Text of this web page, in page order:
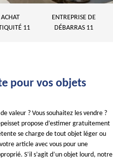
ACHAT
11
ENTREPRISE DE
DÉBARRAS 11
pour vos objets
valeur ? Vous souhaitez les vendre ?
propose d’estimer gratuitement
se charge de tout objet léger ou
article avec vous pour une
S’il s’agit d’un objet lourd, notre